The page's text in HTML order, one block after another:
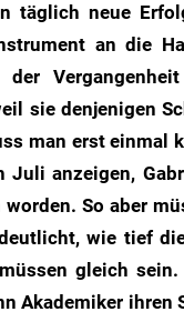
täglich neue
an die
Vergangenheit
sie denjenigen
man erst einmal
Juli anzeigen,
So aber
wie tief
gleich
Akademiker ihren